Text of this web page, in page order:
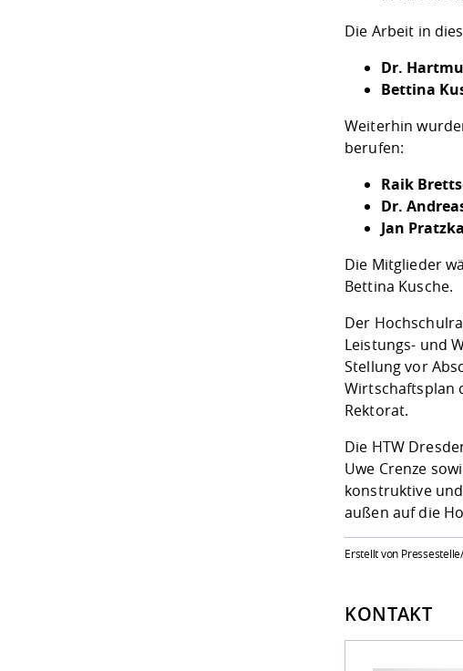
Die Arbeit in
Dr.
Bettina
Weiterhin
berufen:
Raik
Dr.
Jan Pratzka
Die Mitglieder
Bettina Kusche.
Der
Leistungs- und
Stellung vor
Wirtschaftsplan
Rektorat.
Die HTW
Uwe Crenze
konstruktive
außen auf die
Erstellt von
KONTAKT